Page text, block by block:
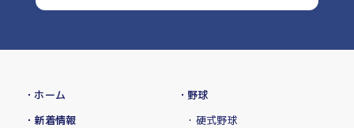
・ホーム
・新着情報
・野球
・硬式野球